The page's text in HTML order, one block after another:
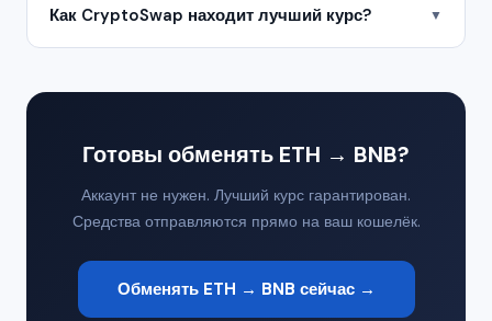
Как CryptoSwap находит лучший курс? ▼
Готовы обменять ETH → BNB?
Аккаунт не нужен. Лучший курс гарантирован.
Средства отправляются прямо на ваш кошелёк.
Обменять ETH → BNB сейчас →